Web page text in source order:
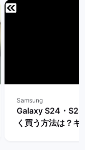
Samsung
Galaxy S24・
く買う方法は？キ